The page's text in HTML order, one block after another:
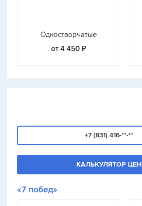
Одностворчатые
от 4 450 ₽
+7 (831) 416-**-**
КАЛЬКУЛЯТОР ЦЕН
«7 побед»